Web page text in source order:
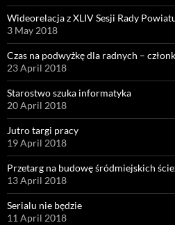
Wideorelacja z XLIV Sesji Rady
3 May 2018
Czas na podwyżkę dla radnych –
23 April 2018
Starostwo szuka informatyka
20 April 2018
Jutro targi pracy
19 April 2018
Przetarg na budowę śródmiejskich
13 April 2018
Serialu nie będzie
11 April 2018